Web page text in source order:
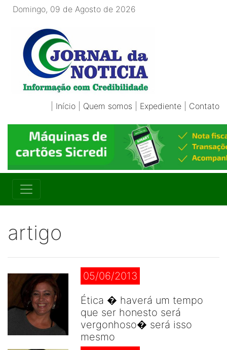
Domingo, 09 de Agosto de 2026
Início Quem somos Expediente Contato
artigo
05/06/2013
Ética � haverá um tempo
que ser honesto será
vergonhoso� será isso
mesmo